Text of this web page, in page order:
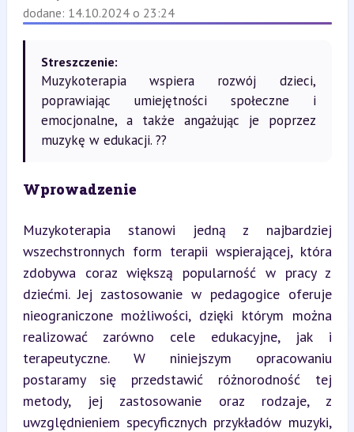
dodane: 14.10.2024 o 23:24
Streszczenie:
Muzykoterapia wspiera rozwój dzieci,
poprawiając umiejętności społeczne i
emocjonalne, a także angażując je poprzez
muzykę w edukacji. ??
Wprowadzenie
Muzykoterapia stanowi jedną z najbardziej
wszechstronnych form terapii wspierającej, która
zdobywa coraz większą popularność w pracy z
dziećmi. Jej zastosowanie w pedagogice oferuje
nieograniczone możliwości, dzięki którym można
realizować zarówno cele edukacyjne, jak i
terapeutyczne. W niniejszym opracowaniu
postaramy się przedstawić różnorodność tej
metody, jej zastosowanie oraz rodzaje, z
uwzględnieniem specyficznych przykładów muzyki,